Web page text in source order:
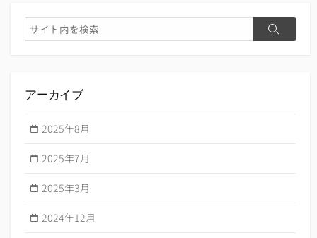
検
索
検
アーカイブ
2025年8月
2025年7月
2025年3月
2024年12月